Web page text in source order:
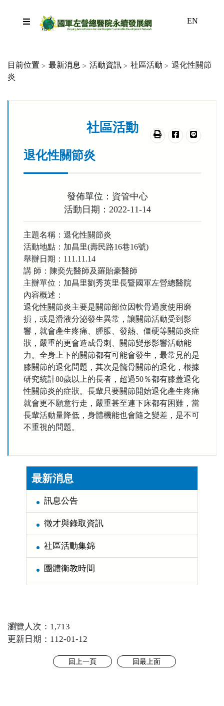
EN
目前位置 最新消息 活動資訊 社區活動
退化性關節
炎
:::
最新消息
訊息公告
徵才與錄取資訊
社區活動集錦
團體衛教時間
社區活動
退化性關節炎
發佈單位：資管中心
活動日期：2022-11-14
主題名稱：退化性關節炎
活動地點：加昌里(壽民路16巷16號)
舉辦日期：111.11.14
講 師：陳奕先醫師及羅貽豪醫師
主辦單位：加昌里劉秀英里長暨國軍左營總醫院
內容概述：
退化性關節炎主要是關節部位因軟骨過度使用磨
損，或是滑液分泌發生異常，讓關節活動受到影
響，就會產生疼痛、腫脹、發熱、僵硬等關節炎症
狀，嚴重的更會造成骨刺、關節變形影響活動能
力。全身上下的關節都有可能會發生，最常見的是
膝關節的退化問題，其次是髖骨關節的退化，根據
研究統計80歲以上的長者，超過50％都有膝蓋退化
性關節炎的症狀。長輩只要關節開始退化產生疼痛
就會更不願意行走，嚴重甚至連下床都有困難，當
長輩活動量降低，身體機能也會隨之變差，是不可
不重視的問題。
瀏覽人次：1,713
更新日期：112-01-12
回上一頁 回最上面